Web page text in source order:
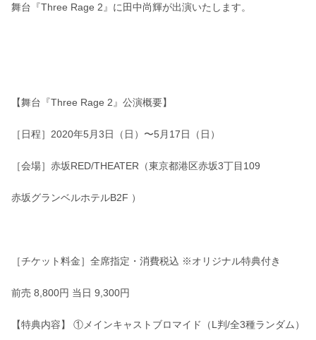
舞台『Three Rage 2』に田中尚輝が出演いたします。
【舞台『Three Rage 2』公演概要】
［⽇程］2020年5⽉3⽇（⽇）〜5⽉17⽇（⽇）
［会場］⾚坂RED/THEATER（東京都港区⾚坂3丁⽬109
⾚坂グランベルホテルB2F ）
［チケット料⾦］全席指定・消費税込 ※オリジナル特典付き
前売 8,800円 当⽇ 9,300円
【特典内容】 ①メインキャストブロマイド（L判/全3種ランダム）